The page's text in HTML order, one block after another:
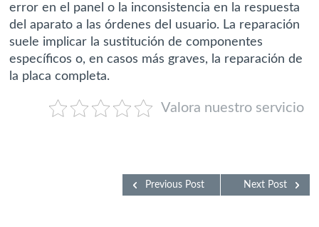
error en el panel o la inconsistencia en la respuesta
del aparato a las órdenes del usuario. La reparación
suele implicar la sustitución de componentes
específicos o, en casos más graves, la reparación de
la placa completa.
Valora nuestro servicio
Next Post
Previous Post